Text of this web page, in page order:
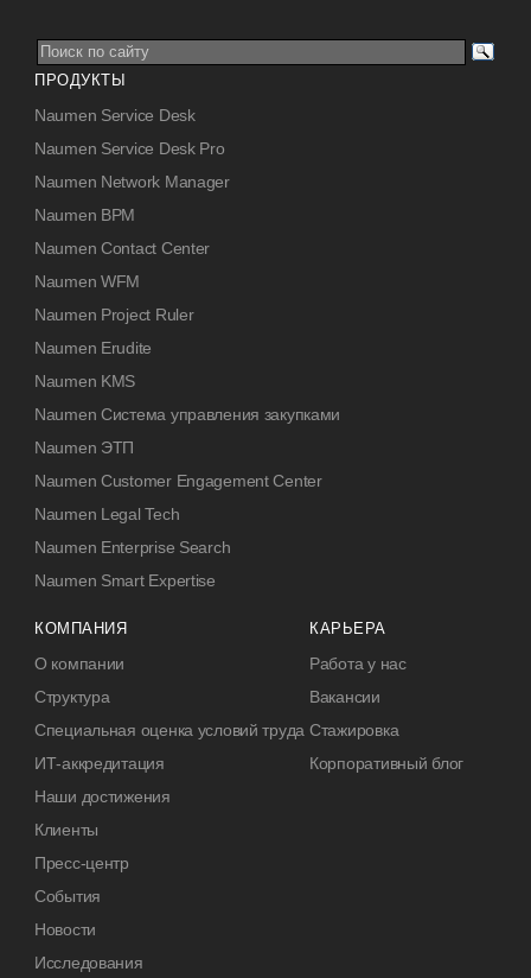
ПРОДУКТЫ
Naumen Service Desk
Naumen Service Desk Pro
Naumen Network Manager
Naumen BPM
Naumen Contact Center
Naumen WFM
Naumen Project Ruler
Naumen Erudite
Naumen KMS
Naumen Система управления закупками
Naumen ЭТП
Naumen Customer Engagement Center
Naumen Legal Tech
Naumen Enterprise Search
Naumen Smart Expertise
КОМПАНИЯ
О компании
Структура
Специальная оценка условий труда
ИТ-аккредитация
Наши достижения
Клиенты
Пресс-центр
События
Новости
Исследования
КАРЬЕРА
Работа у нас
Вакансии
Стажировка
Корпоративный блог